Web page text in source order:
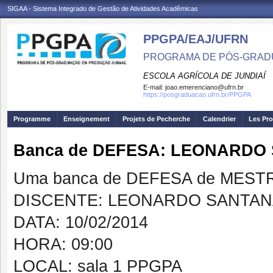
SIGAA - Sistema Integrado de Gestão de Atividades Acadêmicas
PPGPA/EAJ/UFRN
PROGRAMA DE PÓS-
ESCOLA AGRÍCOLA DE JUNDIAÍ
E-mail: joao.emerenciano@ufrn.br
https://posgraduacao.ufrn.br/PPGPA
Programme Enseignement Projets de Pecherche Calendrier Les
Banca de DEFESA: LEONARDO
Uma banca de DEFESA de
DISCENTE: LEONARDO
DATA: 10/02/2014
HORA: 09:00
LOCAL: sala 1 PPGPA